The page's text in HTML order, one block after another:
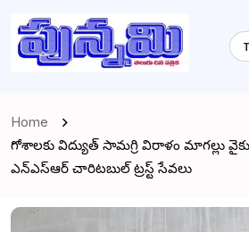
Home
గోశాలకు విద్యుత్ సామగ్రి విరాళం మాగల్లు
ఎన్ఎస్ఆర్ చారిటబుల్ ట్రస్ట్ సేవలు